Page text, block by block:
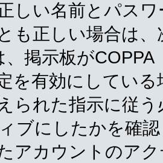
しい名前とパス
も正しい場合は
、掲示板が
を有効にしてい
られた指示に従
ブにしたかを確
アカウントのア